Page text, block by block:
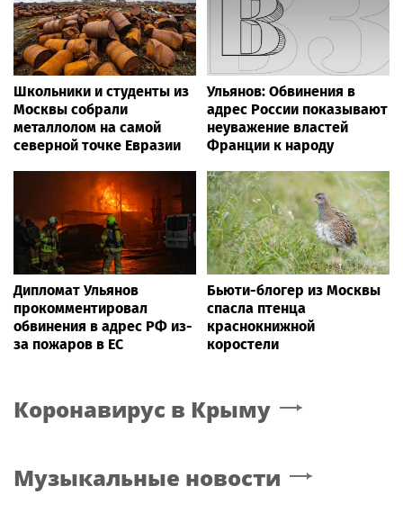
Школьники и студенты из
Москвы собрали
металлолом на самой
северной точке Евразии
Ульянов: Обвинения в
адрес России показывают
неуважение властей
Франции к народу
Дипломат Ульянов
прокомментировал
обвинения в адрес РФ из-
за пожаров в ЕС
Бьюти-блогер из Москвы
спасла птенца
краснокнижной
коростели
Коронавирус в Крыму
Музыкальные новости